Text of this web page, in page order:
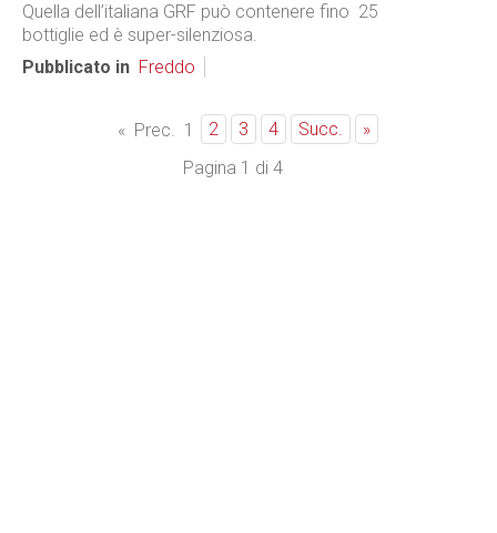
Quella dell’italiana GRF può contenere fino 25
bottiglie ed è super-silenziosa.
Pubblicato in Freddo
« Prec. 1 2 3 4 Succ.
»
Pagina 1 di 4